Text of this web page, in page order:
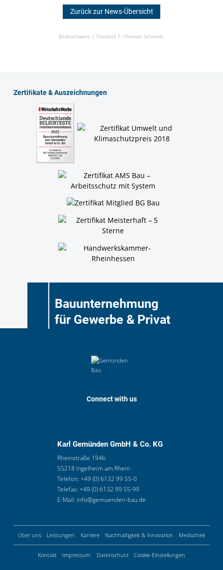
Zurück zur News-Übersicht
Bildnachweis | Titelbild 1: Thomas Schmidt;
Zertiﬁkate & Auszeichnungen
Bauunternehmung
für Gewerbe & Privat
Connect with us
Karl Gemünden GmbH & Co. KG
Rheinstraße 194b
55218 Ingelheim am Rhein
Telefon:+49 (0) 6132 99 55-0
Telefax:+49 (0) 6132 99 55-99
E-Mail: info@gemuenden-bau.de
Über uns Leistungen Karriere Nachhaltigkeit & Innovation Mediathek
Kontakt Impressum Datenschutz Cookie-Einstellungen